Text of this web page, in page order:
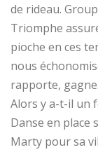
de rideau.
Triomphe
pioche en ces
nous
rapporte,
Alors y a-t-il un
Danse en place
Marty pour sa